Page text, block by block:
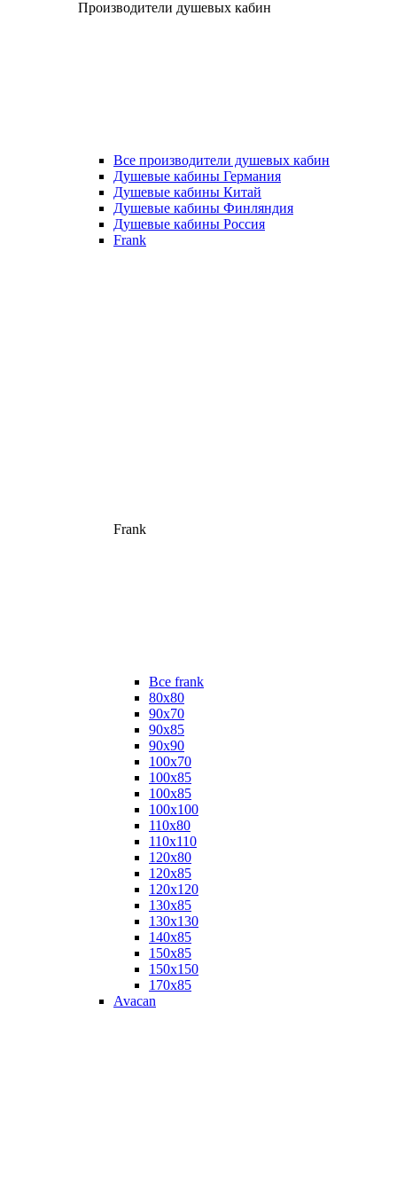
Производители душевых кабин
Все производители душевых кабин
Душевые кабины Германия
Душевые кабины Китай
Душевые кабины Финляндия
Душевые кабины Россия
Frank
Frank
Все frank
80х80
90х70
90х85
90х90
100х70
100х85
100х85
100х100
110х80
110х110
120х80
120х85
120х120
130х85
130х130
140х85
150х85
150х150
170х85
Avacan